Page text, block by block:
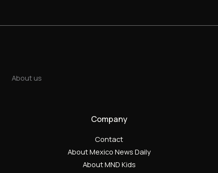
About us
Company
Contact
About Mexico News Daily
About MND Kids